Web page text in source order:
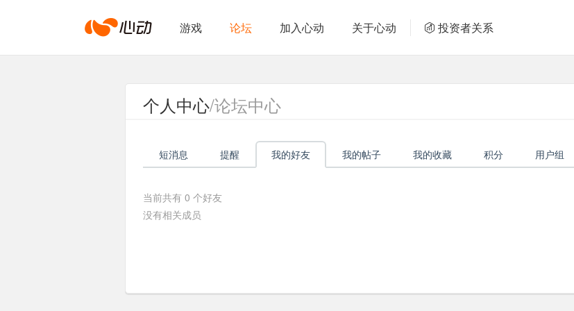
心
动
络
游戏 论坛 加入心动 关于心动 投资者关系
个人中心/论坛中心
短消息 提醒 我的好友 我的帖子 我的收藏 积分 用户组
当前共有 0 个好友
没有相关成员